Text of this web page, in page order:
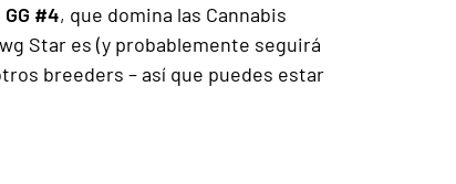
GG #4, que domina las Cannabis
Star es (y probablemente seguirá
breeders – así que puedes estar